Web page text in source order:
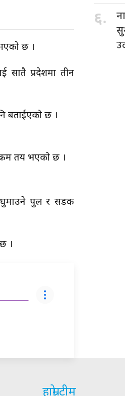
भएको छ ।
सातै प्रदेशमा तीन
बताईएको छ ।
तय भएको छ ।
घुमाउने पुल र सडक
।
६.
हाम्रो टीम